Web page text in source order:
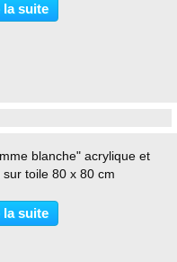
la suite
blanche" acrylique et
sur toile 80 x 80 cm
la suite